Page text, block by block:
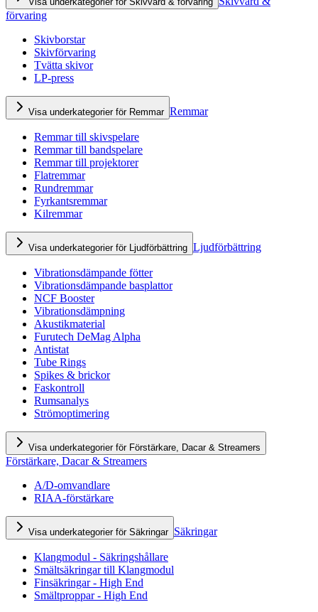
förvaring
Skivborstar
Skivförvaring
Tvätta skivor
LP-press
Visa underkategorier för Remmar Remmar
Remmar till skivspelare
Remmar till bandspelare
Remmar till projektorer
Flatremmar
Rundremmar
Fyrkantsremmar
Kilremmar
Visa underkategorier för Ljudförbättring Ljudförbättring
Vibrationsdämpande fötter
Vibrationsdämpande basplattor
NCF Booster
Vibrationsdämpning
Akustikmaterial
Furutech DeMag Alpha
Antistat
Tube Rings
Spikes & brickor
Faskontroll
Rumsanalys
Strömoptimering
Visa underkategorier för Förstärkare, Dacar & Streamers
Förstärkare, Dacar & Streamers
A/D-omvandlare
RIAA-förstärkare
Visa underkategorier för Säkringar Säkringar
Klangmodul - Säkringshållare
Smältsäkringar till Klangmodul
Finsäkringar - High End
Smältproppar - High End